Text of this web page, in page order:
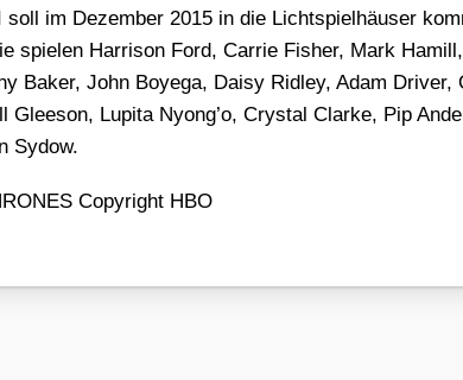
soll im Dezem­ber 2015 in die Licht­spiel­häu­ser
spie­len Har­ri­son Ford, Car­rie Fisher, Mark
Bak­er, John Boye­ga, Dai­sy Rid­ley, Adam Dri­ver,
Glee­son, Lupi­ta Nyon­g’o, Crys­tal Clar­ke, Pip
Sydow.
Copy­right HBO